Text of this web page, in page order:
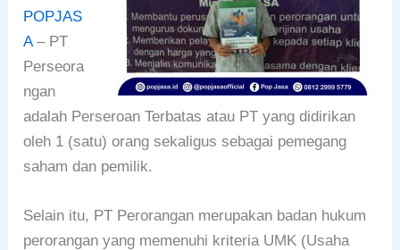
POPJAS
A– PT
Perseora
ngan
adalah Perseroan Terbatas atau PT yang didirikan
oleh 1 (satu) orang sekaligus sebagai pemegang
saham dan pemilik.
Selain itu, PT Perorangan merupakan badan hukum
perorangan yang memenuhi kriteria UMK (Usaha